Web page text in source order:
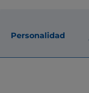
Personalidad